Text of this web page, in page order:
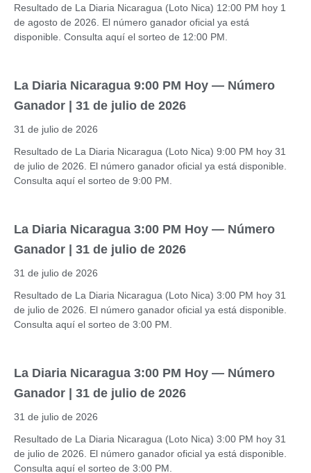
Resultado de La Diaria Nicaragua (Loto Nica) 12:00 PM hoy 1
de agosto de 2026. El número ganador oficial ya está
disponible. Consulta aquí el sorteo de 12:00 PM.
La Diaria Nicaragua 9:00 PM Hoy — Número
Ganador | 31 de julio de 2026
31 de julio de 2026
Resultado de La Diaria Nicaragua (Loto Nica) 9:00 PM hoy 31
de julio de 2026. El número ganador oficial ya está disponible.
Consulta aquí el sorteo de 9:00 PM.
La Diaria Nicaragua 3:00 PM Hoy — Número
Ganador | 31 de julio de 2026
31 de julio de 2026
Resultado de La Diaria Nicaragua (Loto Nica) 3:00 PM hoy 31
de julio de 2026. El número ganador oficial ya está disponible.
Consulta aquí el sorteo de 3:00 PM.
La Diaria Nicaragua 3:00 PM Hoy — Número
Ganador | 31 de julio de 2026
31 de julio de 2026
Resultado de La Diaria Nicaragua (Loto Nica) 3:00 PM hoy 31
de julio de 2026. El número ganador oficial ya está disponible.
Consulta aquí el sorteo de 3:00 PM.